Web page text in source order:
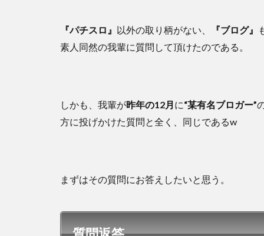
『パチスロ』 以外の取り柄がない、 『ブログ』
素人同然の我輩に質問して頂けたのである。
しかも、我輩が昨年の12月 に“某有名ブロガー”
方に投げかけた質問と全く、同じであるw
まずはその質問にお答えしたいと思う。